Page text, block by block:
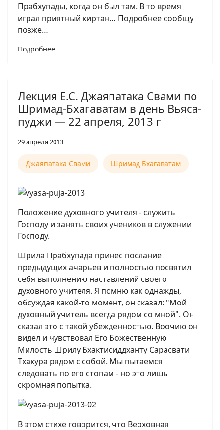
Прабхупады, когда он был там. В то время
играл приятный киртан… Подробнее сообщу
позже…
Подробнее
Лекция Е.С. Джаяпатака Свами по
Шримад-Бхагаватам в день Вьяса-
пуджи — 22 апреля, 2013 г
29 апреля 2013
Джаяпатака Свами Шримад Бхагаватам
Положение духовного учителя - служить
Господу и занять своих учеников в служении
Господу.
Шрила Прабхупада принес послание
предыдущих ачарьев и полностью посвятил
себя выполнению наставлений своего
духовного учителя. Я помню как однажды,
обсуждая какой-то момент, он сказал: "Мой
духовный учитель всегда рядом со мной". Он
сказал это с такой убежденностью. Воочию он
видел и чувствовал Его Божественную
Милость Шрилу Бхактисиддханту Сарасвати
Тхакура рядом с собой. Мы пытаемся
следовать по его стопам - но это лишь
скромная попытка.
В этом стихе говорится, что Верховная